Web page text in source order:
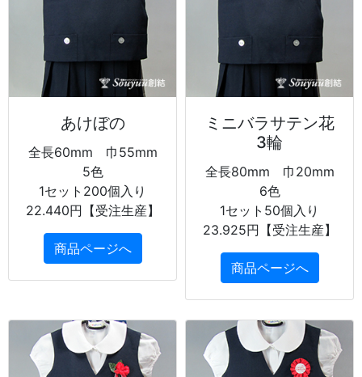
あけぼの
全長60mm 巾55mm
5色
1セット200個入り
22.440円【受注生産】
商品ページへ
ミニバラサテン花
3輪
全長80mm 巾20mm
6色
1セット50個入り
23.925円【受注生産】
商品ページへ